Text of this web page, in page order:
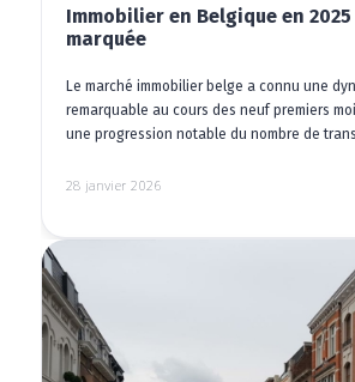
Immobilier en Belgique en
marquée
Le marché immobilier belge a connu une
remarquable au cours des neuf premiers
une progression notable du nombre de
28 janvier 2026